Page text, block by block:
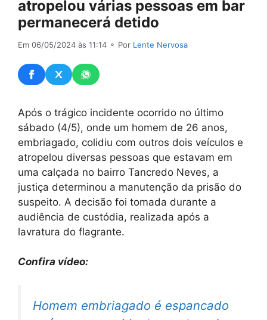
atropelou várias pessoas em bar
permanecerá detido
Em 06/05/2024 às 11:14 ⚬ Por Lente Nervosa
Após o trágico incidente ocorrido no último
sábado (4/5), onde um homem de 26 anos,
embriagado, colidiu com outros dois veículos e
atropelou diversas pessoas que estavam em
uma calçada no bairro Tancredo Neves, a
justiça determinou a manutenção da prisão do
suspeito. A decisão foi tomada durante a
audiência de custódia, realizada após a
lavratura do flagrante.
Confira vídeo:
Homem embriagado é espancado